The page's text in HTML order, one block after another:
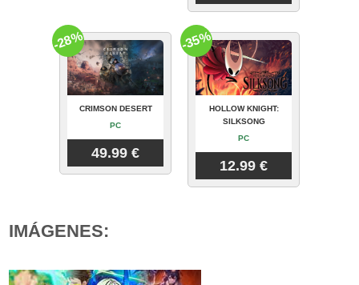
CRIMSON DESERT
PC
49.99 €
-28%
HOLLOW KNIGHT:
SILKSONG
PC
12.99 €
-35%
IMÁGENES: